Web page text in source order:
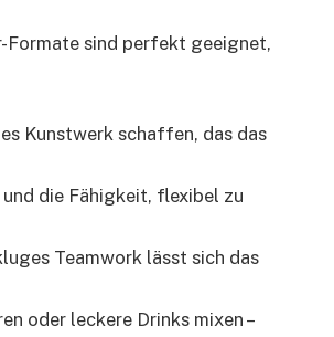
Formate sind perfekt geeignet,
Kunstwerk schaffen, das das
die Fähigkeit, flexibel zu
Teamwork lässt sich das
oder leckere Drinks mixen –